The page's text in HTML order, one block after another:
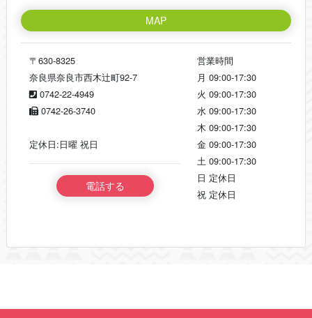
MAP
〒630-8325
奈良県奈良市西木辻町92-7
0742-22-4949
0742-26-3740
定休日:日曜 祝日
電話する
営業時間
月 09:00-17:30
火 09:00-17:30
水 09:00-17:30
木 09:00-17:30
金 09:00-17:30
土 09:00-17:30
日 定休日
祝 定休日